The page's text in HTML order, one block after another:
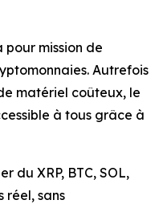
pour mission de
Autrefois
matériel coûteux, le
à tous grâce à
du XRP, BTC, SOL,
réel, sans